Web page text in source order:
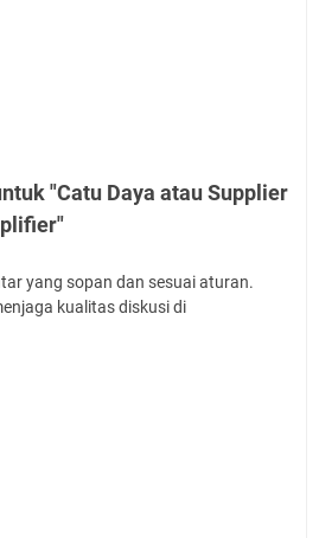
"Catu Daya atau Supplier
yang sopan dan sesuai aturan.
kualitas diskusi di